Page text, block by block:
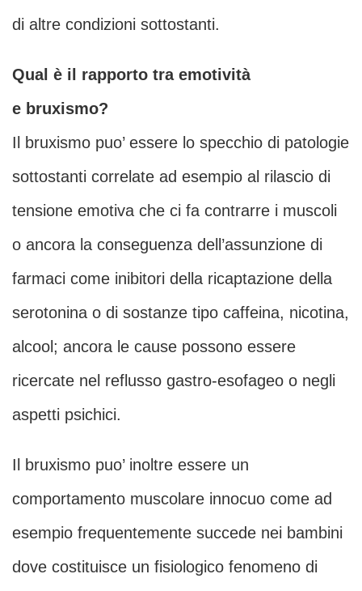
di altre condizioni sottostanti.
Qual è il rapporto tra emotività
e bruxismo?
Il bruxismo puo’ essere lo specchio di patologie
sottostanti correlate ad esempio al rilascio di
tensione emotiva che ci fa contrarre i muscoli
o ancora la conseguenza dell’assunzione di
farmaci come inibitori della ricaptazione della
serotonina o di sostanze tipo caffeina, nicotina,
alcool; ancora le cause possono essere
ricercate nel reflusso gastro-esofageo o negli
aspetti psichici.
Il bruxismo puo’ inoltre essere un
comportamento muscolare innocuo come ad
esempio frequentemente succede nei bambini
dove costituisce un fisiologico fenomeno di